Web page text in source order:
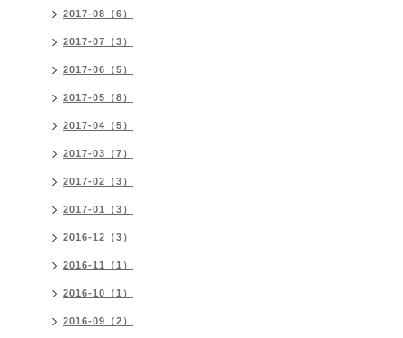
2017-08（6）
2017-07（3）
2017-06（5）
2017-05（8）
2017-04（5）
2017-03（7）
2017-02（3）
2017-01（3）
2016-12（3）
2016-11（1）
2016-10（1）
2016-09（2）